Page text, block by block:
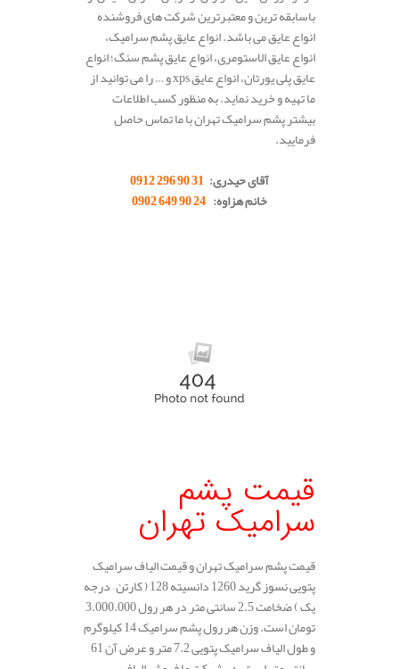
باسابقه ترین و معتبرترین شرکت های فروشنده
انواع عایق می باشد. انواع عایق پشم سرامیک،
انواع عایق الاستومری، انواع عایق پشم سنگ؛ انواع
عایق پلی یورتان، انواع عایق xps و … را می توانید از
ما تهیه و خرید نماید. به منظور کسب اطلاعات
بیشتر پشم سرامیک تهران با ما تماس حاصل
فرمایید.
آقای حیدری: 31 90 296 0912
خانم هزاوه: 24 90 649 0902
قیمت پشم
سرامیک تهران
قیمت پشم سرامیک تهران و قیمت الیاف سرامیک
پتویی نسوز گرید 1260 دانسیته 128 ( کارتن – درجه
یک ) ضخامت 2.5 سانتی متر در هر رول 3.000.000
تومان است. وزن هر رول پشم سرامیک 14 کیلوگرم
و طول الیاف سرامیک پتویی 7.2 متر و عرض آن 61